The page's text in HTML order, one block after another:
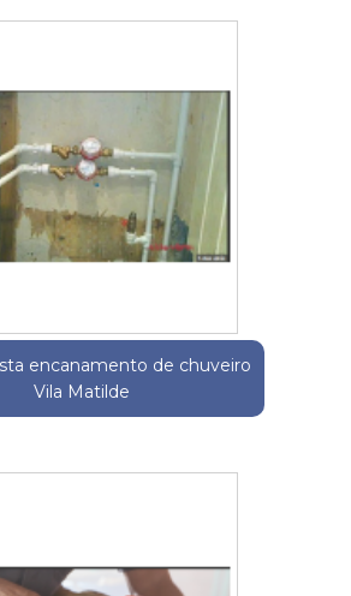
encanamento de chuveiro
Vila Matilde